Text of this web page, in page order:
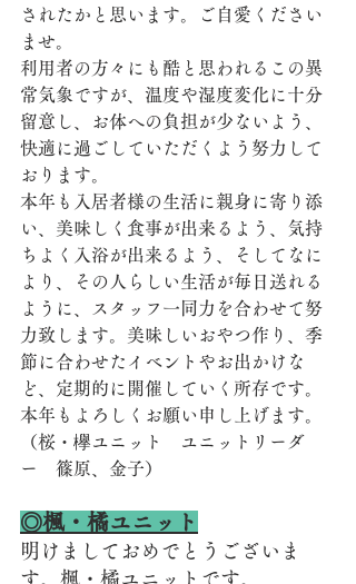
されたかと思います。ご自愛ください
ませ。
利用者の方々にも酷と思われるこの異
常気象ですが、温度や湿度変化に十分
留意し、お体への負担が少ないよう、
快適に過ごしていただくよう努力して
おります。
本年も入居者様の生活に親身に寄り添
い、美味しく食事が出来るよう、気持
ちよく入浴が出来るよう、そしてなに
より、その人らしい生活が毎日送れる
ように、スタッフ一同力を合わせて努
力致します。美味しいおやつ作り、季
節に合わせたイベントやお出かけな
ど、定期的に開催していく所存です。
本年もよろしくお願い申し上げます。
（桜・欅ユニット　ユニットリーダ
ー　篠原、金子）
◎楓・橘ユニット
明けましておめでとうございま
す。楓・橘ユニットです。